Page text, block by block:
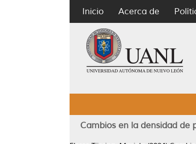
Inicio Acerca de
Cambios en la densidad